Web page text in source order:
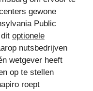
gewone
Public
optionele
nutsbedrijven
wetgever heeft
op te stellen
roept